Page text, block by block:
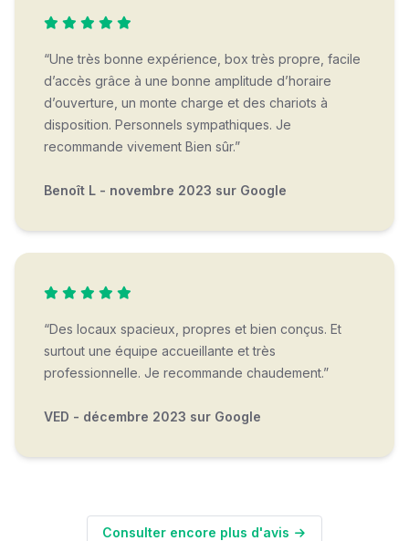
“Une très bonne expérience, box très propre, facile
d’accès grâce à une bonne amplitude d’horaire
d’ouverture, un monte charge et des chariots à
disposition. Personnels sympathiques. Je
recommande vivement Bien sûr.”
Benoît L - novembre 2023 sur Google
“Des locaux spacieux, propres et bien conçus. Et
surtout une équipe accueillante et très
professionnelle. Je recommande chaudement.”
VED - décembre 2023 sur Google
Consulter encore plus d'avis